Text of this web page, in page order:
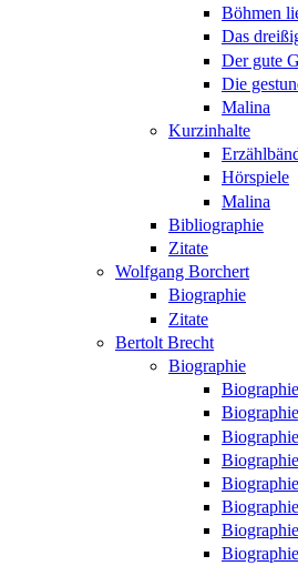
Böhmen
Das
Der gute
Die
Malina
Kurzinhalte
Hörspiele
Malina
Bibliographie
Zitate
Wolfgang Borchert
Biographie
Zitate
Bertolt Brecht
Biographie